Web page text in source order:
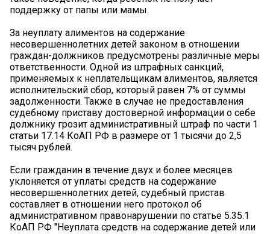
поддержку от папы или мамы.
За неуплату алиментов на содержание
несовершеннолетних детей законом в отношении
граждан-должников предусмотрены различные меры
ответственности. Одной из штрафных санкций,
применяемых к неплательщикам алиментов, является
исполнительский сбор, который равен 7% от суммы
задолженности. Также в случае не предоставления
судебному приставу достоверной информации о себе
должнику грозит административный штраф по части 1
статьи 17.14 КоАП РФ в размере от 1 тысячи до 2,5
тысяч рублей.
Если гражданин в течение двух и более месяцев
уклоняется от уплаты средств на содержание
несовершеннолетних детей, судебный пристав
составляет в отношении него протокол об
административном правонарушении по статье 5.35.1
КоАП РФ "Неуплата средств на содержание детей или